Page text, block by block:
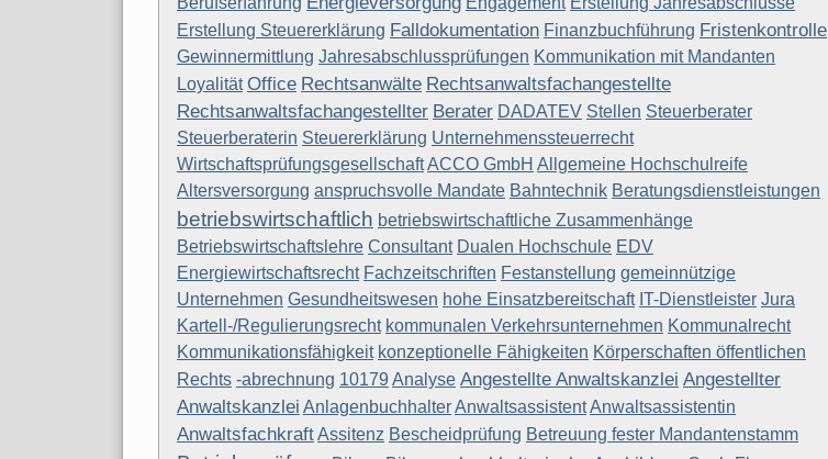
Erstellung Steuererklärung Falldokumentation Finanzbuchführung Fristenkontrolle
Gewinnermittlung Jahresabschlussprüfungen Kommunikation mit Mandanten
Loyalität Office Rechtsanwälte Rechtsanwaltsfachangestellte
Rechtsanwaltsfachangestellter Berater DADATEV Stellen Steuerberater
Steuerberaterin Steuererklärung Unternehmenssteuerrecht
WirtschaftsprüfungsgesellschaftACCO GmbH Allgemeine Hochschulreife
Altersversorgung anspruchsvolle Mandate Bahntechnik Beratungsdienstleistungen
betriebswirtschaftlich betriebswirtschaftliche Zusammenhänge
Betriebswirtschaftslehre Consultant Dualen Hochschule EDV
Energiewirtschaftsrecht Fachzeitschriften Festanstellung gemeinnützige
Unternehmen Gesundheitswesen hohe Einsatzbereitschaft IT-Dienstleister Jura
Kartell-/Regulierungsrecht kommunalen Verkehrsunternehmen Kommunalrecht
Kommunikationsfähigkeit konzeptionelle Fähigkeiten Körperschaften öffentlichen
Rechts -abrechnung 10179 Analyse Angestellte Anwaltskanzlei Angestellter
Anwaltskanzlei AnlagenbuchhalterAnwaltsassistentAnwaltsassistentin
AnwaltsfachkraftAssitenz Bescheidprüfung Betreuung fester Mandantenstamm